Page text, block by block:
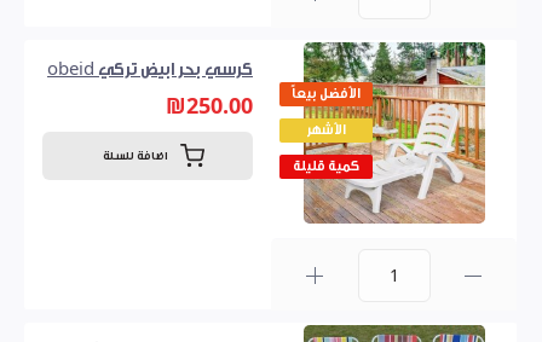
الأفضل بيعاً
الأشهر
كمية قليلة
كرسي بحر ابيض تركي obeid
₪250.00
اضافة للسلة